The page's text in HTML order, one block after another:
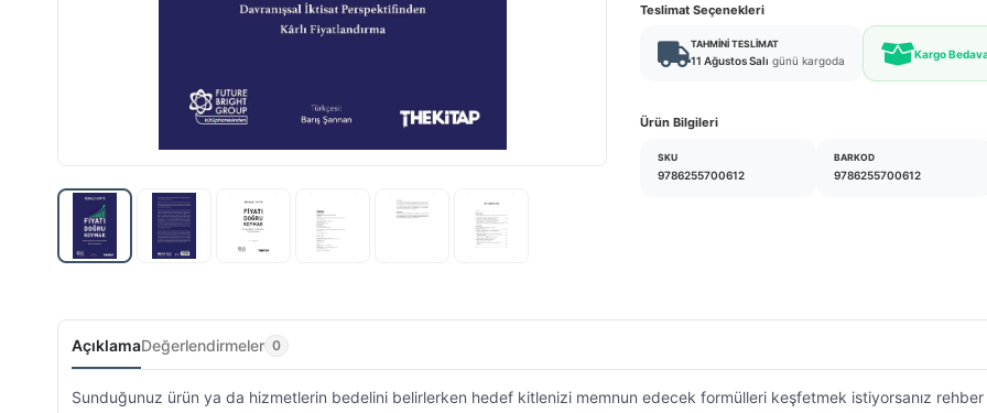
Teslimat Seçenekleri
TAHMINI TESLIMAT
11 Ağustos Salı günü kargoda
Kargo
Ürün Bilgileri
SKU
9786255700612
BARKOD
9786255700612
AçıklamaDeğerlendirmeler 0
Sunduğunuz ürün ya da hizmetlerin bedelini belirlerken hedef kitlenizi memnun edecek formülleri keşfetmek istiyorsanız rehber